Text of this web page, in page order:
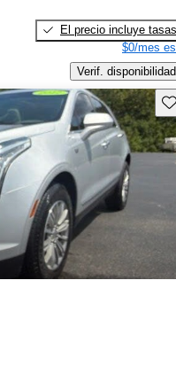
El precio incluye tasas
$0/mes
Verif. disponibilidad